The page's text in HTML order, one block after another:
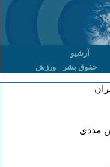
آرشیو
حقوق بشر ورزش
مددی